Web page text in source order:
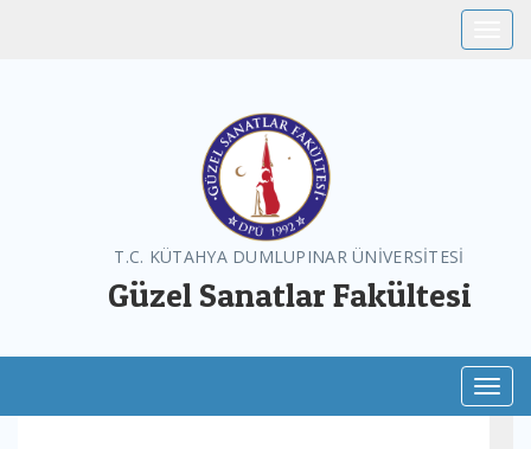
T.C. KÜTAHYA DUMLUPINAR ÜNİVERSİTESİ
Güzel Sanatlar Fakültesi